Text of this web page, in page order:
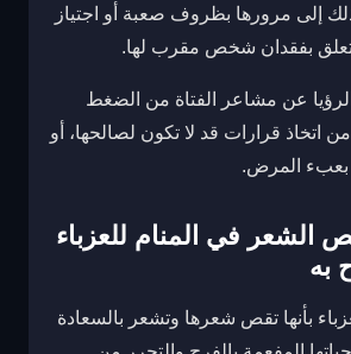
إلى مرورها بظروف صعبة أو اجتياز
بفقدان شخص مقرب لها.
عن مشاعر الفتاة من الضغط
اتخاذ قرارات قد لا تكون لصالحها، أو
المرض.
الشعر في المنام للعزباء
به
بأنها تقص شعرها وتشعر بالسعادة